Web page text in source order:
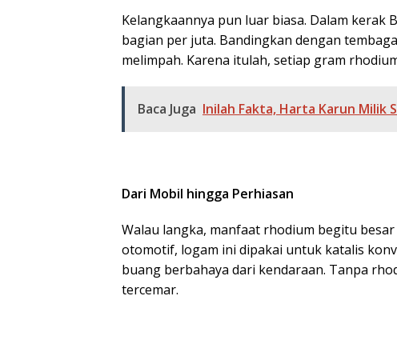
Kelangkaannya pun luar biasa. Dalam kerak
bagian per juta. Bandingkan dengan
melimpah. Karena itulah, setiap gram
Baca Juga Inilah Fakta, Harta Karun Milik
Dari Mobil hingga Perhiasan
Walau langka, manfaat rhodium begitu
otomotif, logam ini dipakai untuk katalis
buang berbahaya dari kendaraan. Tanpa
tercemar.